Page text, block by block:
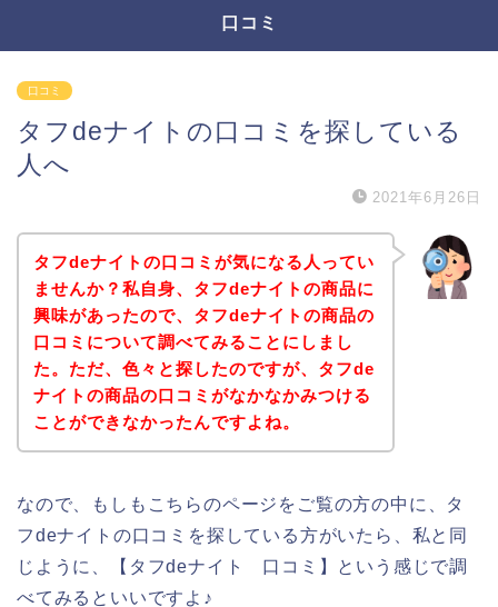
口コミ
口コミ
タフdeナイトの口コミを探している
人へ
2021年6月26日
タフdeナイトの口コミが気になる人ってい
ませんか？私自身、タフdeナイトの商品に
興味があったので、タフdeナイトの商品の
口コミについて調べてみることにしまし
た。ただ、色々と探したのですが、タフde
ナイトの商品の口コミがなかなかみつける
ことができなかったんですよね。
なので、もしもこちらのページをご覧の方の中に、タ
フdeナイトの口コミを探している方がいたら、私と同
じように、【タフdeナイト 口コミ】という感じで調
べてみるといいですよ♪